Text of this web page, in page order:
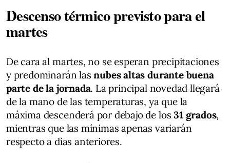
Descenso térmico previsto para el
martes
De cara al martes, no se esperan precipitaciones
y predominarán lasnubes altas durante buena
parte de la jornada. La principal novedad llegará
de la mano de las temperaturas, ya que la
máxima descenderá por debajo de los31 grados,
mientras que las mínimas apenas variarán
respecto a días anteriores.